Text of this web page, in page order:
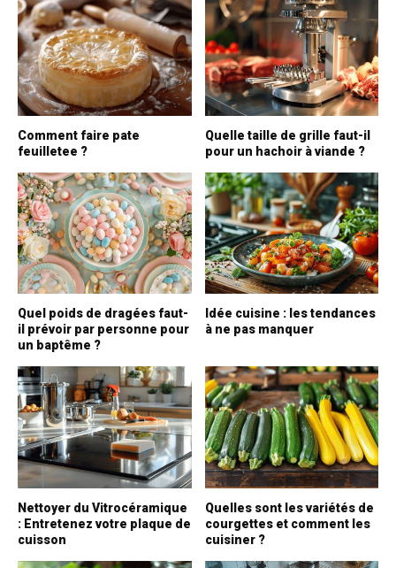
Comment faire pate
feuilletee ?
Quelle taille de grille faut-il
pour un hachoir à viande ?
Quel poids de dragées faut-
il prévoir par personne pour
un baptême ?
Idée cuisine : les tendances
à ne pas manquer
Nettoyer du Vitrocéramique
: Entretenez votre plaque de
cuisson
Quelles sont les variétés de
courgettes et comment les
cuisiner ?